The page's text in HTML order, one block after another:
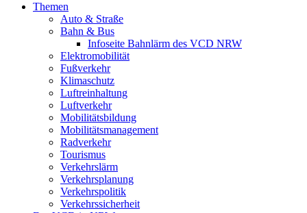
Themen
Auto & Straße
Bahn & Bus
Infoseite Bahnlärm des VCD NRW
Elektromobilität
Fußverkehr
Klimaschutz
Luftreinhaltung
Luftverkehr
Mobilitätsbildung
Mobilitätsmanagement
Radverkehr
Tourismus
Verkehrslärm
Verkehrsplanung
Verkehrspolitik
Verkehrssicherheit